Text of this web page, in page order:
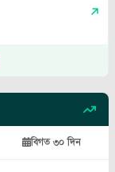
বিগত ৩০ দিন